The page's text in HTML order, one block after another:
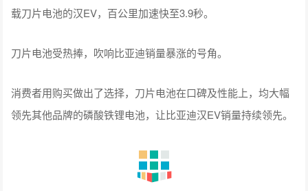
载刀片电池的汉EV，百公里加速快至3.9秒。
刀片电池受热捧，吹响比亚迪销量暴涨的号角。
消费者用购买做出了选择，刀片电池在口碑及性能上，均大幅
领先其他品牌的磷酸铁锂电池，让比亚迪汉EV销量持续领先。